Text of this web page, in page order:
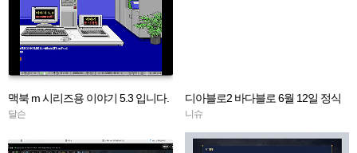
맥북 m 시리즈용 이야기 5.3 입니다.
달슨
디아블로2 바다블로 6월 12일 정식
오픈!
니슈